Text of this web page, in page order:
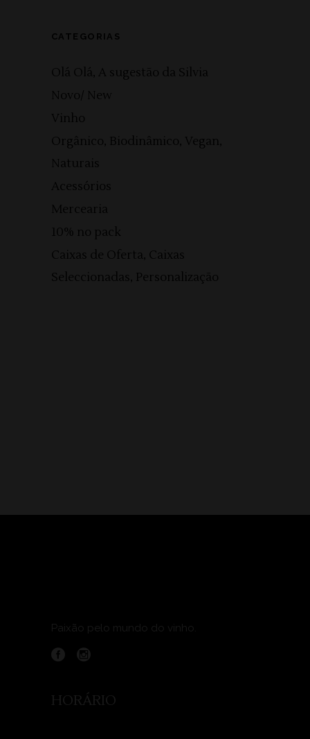
CATEGORIAS
Olá Olá, A sugestão da Silvia
Novo/ New
Vinho
Orgânico, Biodinâmico, Vegan,
Naturais
Acessórios
Mercearia
10% no pack
Caixas de Oferta, Caixas
Seleccionadas, Personalização
Paixão pelo mundo do vinho.
HORÁRIO